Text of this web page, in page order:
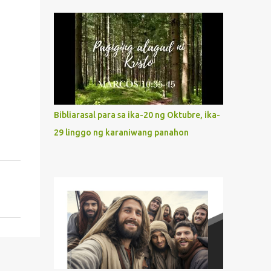
what way do we describe Mary's
Immaculate Heart? 1. Her fiat reveals an
unconditional disposition to be “the
maidservant of the Lord”. Without
questions whatsoever, let us orient ourselves
to follow Jesus, not stick on our own. 2. Her
servanthood is unquestionable. It is like
Jesus who did the Father’s will with his
whole life. May our actions and words
understanding, becomes limitless because of
its orientation to follow her Son wherever
he goes. At the end of our lives, as we review
all the events that happened to us, may we
discern to take the right path that leads to
Jesus....
Bibliarasal para sa ika-20 ng Oktubre, ika-
29 linggo ng karaniwang panahon